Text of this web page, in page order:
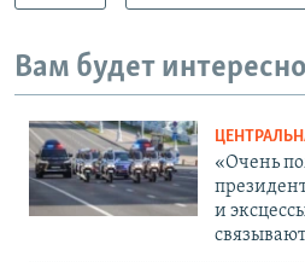
Вам будет интересно
«Очень
и
связывают